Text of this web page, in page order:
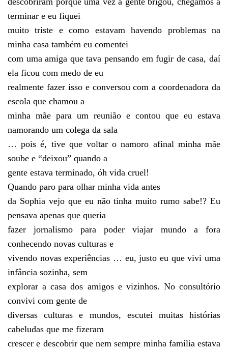
terminar e eu fiquei
muito triste e como estavam havendo problemas na
minha casa também eu comentei
com uma amiga que tava pensando em fugir de casa, daí
ela ficou com medo de eu
realmente fazer isso e conversou com a coordenadora da
escola que chamou a
minha mãe para um reunião e contou que eu estava
namorando um colega da sala
… pois é, tive que voltar o namoro afinal minha mãe
soube e “deixou” quando a
gente estava terminado, óh vida cruel!
Quando paro para olhar minha vida antes
da Sophia vejo que eu não tinha muito rumo sabe!? Eu
pensava apenas que queria
fazer jornalismo para poder viajar mundo a fora
conhecendo novas culturas e
vivendo novas experiências … eu, justo eu que vivi uma
infância sozinha, sem
explorar a casa dos amigos e vizinhos. No consultório
convivi com gente de
diversas culturas e mundos, escutei muitas histórias
cabeludas que me fizeram
crescer e descobrir que nem sempre minha família estava